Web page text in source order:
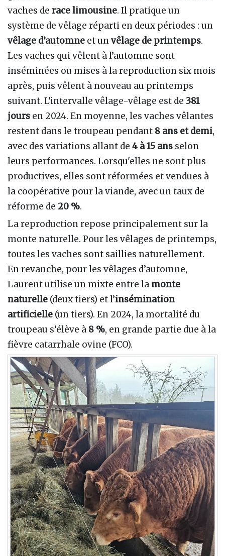
vaches de race limousine. Il pratique un
système de vêlage réparti en deux périodes : un
vêlage d’automne et unvêlage de printemps.
Les vaches qui vêlent à l’automne sont
inséminées ou mises à la reproduction six mois
après, puis vêlent à nouveau au printemps
suivant. L'intervalle vêlage-vêlage est de 381
jours en 2024. En moyenne, les vaches vêlantes
restent dans le troupeau pendant 8 ans et demi,
avec des variations allant de 4 à 15 ans selon
leurs performances. Lorsqu'elles ne sont plus
productives, elles sont réformées et vendues à
la coopérative pour la viande, avec un taux de
réforme de 20 %.
La reproduction repose principalement sur la
monte naturelle. Pour les vêlages de printemps,
toutes les vaches sont saillies naturellement.
En revanche, pour les vêlages d’automne,
Laurent utilise un mixte entre la monte
naturelle (deux tiers) et l’insémination
artificielle (un tiers). En 2024, la mortalité du
troupeau s’élève à 8 %, en grande partie due à la
fièvre catarrhale ovine (FCO).